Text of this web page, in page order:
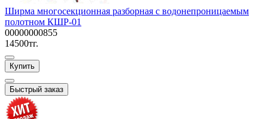
Ширма многосекционная разборная с водонепроницаемым
полотном КШР-01
00000000855
14500тг.
Купить
Быстрый заказ